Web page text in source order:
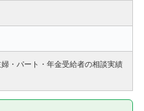
・パート・年金受給者の相談実績